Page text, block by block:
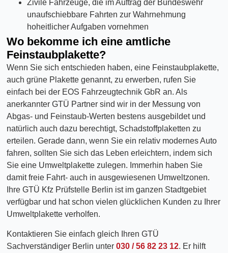
Zivile Fahrzeuge, die im Auftrag der Bundeswehr
unaufschiebbare Fahrten zur Wahrnehmung
hoheitlicher Aufgaben vornehmen
Wo bekomme ich eine amtliche
Feinstaubplakette?
Wenn Sie sich entschieden haben, eine Feinstaubplakette,
auch grüne Plakette genannt, zu erwerben, rufen Sie
einfach bei der EOS Fahrzeugtechnik GbR an. Als
anerkannter GTÜ Partner sind wir in der Messung von
Abgas- und Feinstaub-Werten bestens ausgebildet und
natürlich auch dazu berechtigt, Schadstoffplaketten zu
erteilen. Gerade dann, wenn Sie ein relativ modernes Auto
fahren, sollten Sie sich das Leben erleichtern, indem sich
Sie eine Umweltplakette zulegen. Immerhin haben Sie
damit freie Fahrt- auch in ausgewiesenen Umweltzonen.
Ihre GTÜ Kfz Prüfstelle Berlin ist im ganzen Stadtgebiet
verfügbar und hat schon vielen glücklichen Kunden zu Ihrer
Umweltplakette verholfen.
Kontaktieren Sie einfach gleich Ihren GTÜ
Sachverständiger Berlin unter030 / 56 82 23 12. Er hilft